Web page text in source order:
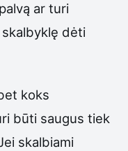
ar turi
dėti
koks
būti saugus tiek
skalbiami